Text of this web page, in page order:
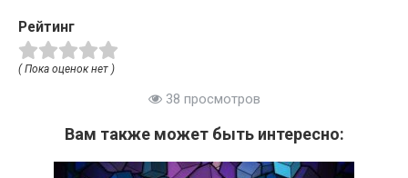
Рейтинг
( Пока оценок нет )
38 просмотров
Вам также может быть интересно: